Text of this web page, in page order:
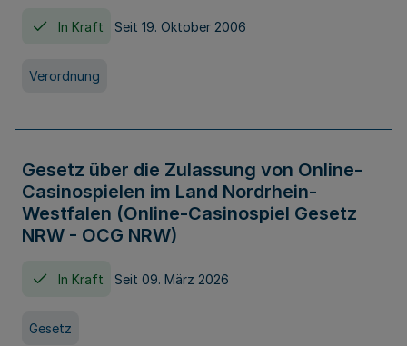
In Kraft Seit 19. Oktober 2006
Verordnung
Gesetz über die Zulassung von Online-
Casinospielen im Land Nordrhein-
Westfalen (Online-Casinospiel Gesetz
NRW - OCG NRW)
In Kraft Seit 09. März 2026
Gesetz